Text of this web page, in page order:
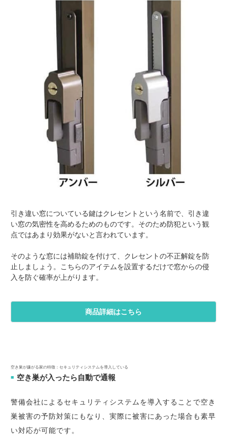
引き違い窓についている鍵はクレセントという名前で、引き違
い窓の気密性を高めるためのものです。そのため防犯という観
点ではあまり効果がないと言われています。
そのような窓には補助錠を付けて、クレセントの不正解錠を防
止しましょう。こちらのアイテムを設置するだけで窓からの侵
入を防ぐ確率が上がります。
商品詳細はこちら
空き巣が嫌がる家の特徴：セキュリティシステムを導入している
■ 空き巣が入ったら自動で通報
警備会社によるセキュリティシステムを導入することで空き
巣被害の予防対策にもなり、実際に被害にあった場合も素早
い対応が可能です。